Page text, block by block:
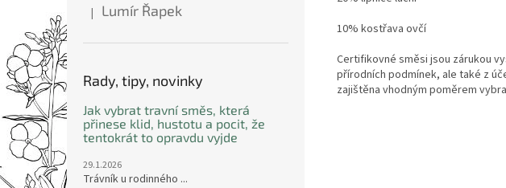
Hodnocení produktu je 5 z 5 hvězdiček.
| Lumír Řapek
Rady, tipy, novinky
Jak vybrat travní směs, která
přinese klid, hustotu a pocit, že
tentokrát to opravdu vyjde
29.1.2026
Trávník u rodinného ...
10% kostřava ovčí
Certifikovné směsi jsou zárukou
přírodních podmínek, ale také z
zajištěna vhodným poměrem